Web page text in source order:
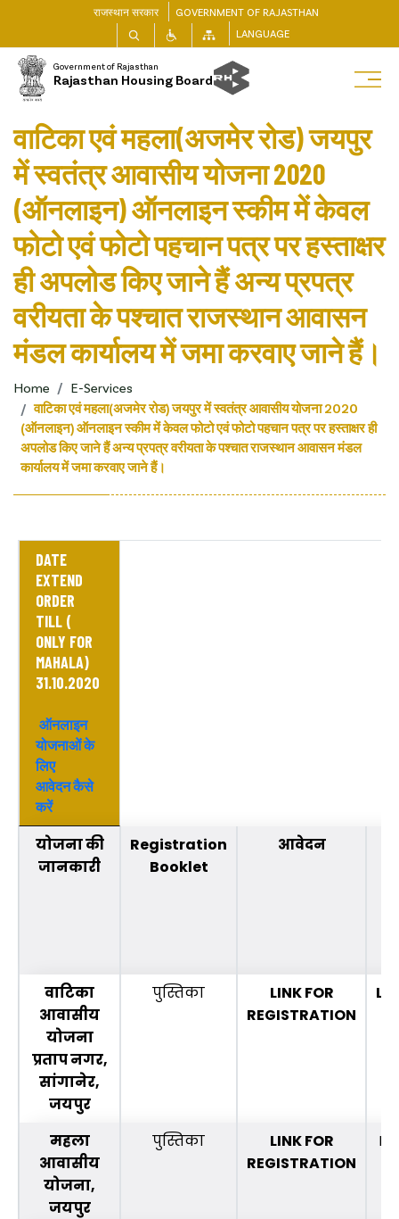
राजस्थान सरकार
GOVERNMENT OF RAJASTHAN
LANGUAGE
Government of Rajasthan
Rajasthan Housing Board
वाटिका एवं महला(अजमेर रोड) जयपुर
में स्वतंत्र आवासीय योजना 2020
(ऑनलाइन) ऑनलाइन स्कीम में केवल
फोटो एवं फोटो पहचान पत्र पर हस्ताक्षर
ही अपलोड किए जाने हैं अन्य प्रपत्र
वरीयता के पश्चात राजस्थान आवासन
मंडल कार्यालय में जमा करवाए जाने हैं।
Home
E-Services
वाटिका एवं महला(अजमेर रोड) जयपुर में स्वतंत्र आवासीय योजना 2020
(ऑनलाइन) ऑनलाइन स्कीम में केवल फोटो एवं फोटो पहचान पत्र पर हस्ताक्षर ही
अपलोड किए जाने हैं अन्य प्रपत्र वरीयता के पश्चात राजस्थान आवासन मंडल
कार्यालय में जमा करवाए जाने हैं।
DATE
EXTEND
ORDER
TILL (
ONLY FOR
MAHALA)
31.10.2020
ऑनलाइन
योजनाओं के
लिए
आवेदनकैसे
करें
योजना की
जानकारी
Registration
Booklet
आवेदन
वाटिका
आवासीय
योजना
प्रताप नगर,
सांगानेर,
जयपुर
पुस्तिका
LINK FOR
REGISTRATION
महला
आवासीय
योजना,
जयपुर
पुस्तिका
LINK FOR
REGISTRATION